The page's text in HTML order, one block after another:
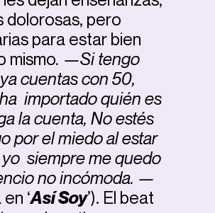
dolorosas, pero
para estar bien
mismo. —Si tengo
cuentas con 50,
importado quién es
la cuenta, No estés
por el miedo al estar
yo siempre me quedo
no incómoda. —
‘Así Soy’). El beat